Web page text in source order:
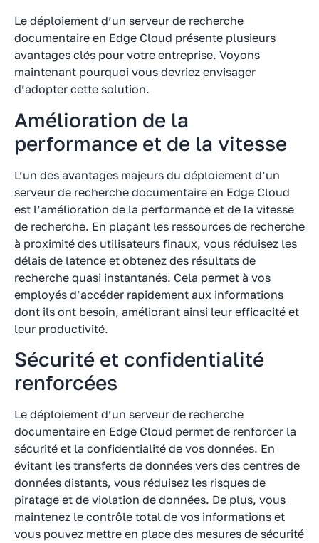
Le déploiement d’un serveur de recherche
documentaire en Edge Cloud présente plusieurs
avantages clés pour votre entreprise. Voyons
maintenant pourquoi vous devriez envisager
d’adopter cette solution.
Amélioration de la
performance et de la vitesse
L’un des avantages majeurs du déploiement d’un
serveur de recherche documentaire en Edge Cloud
est l’amélioration de la performance et de la vitesse
de recherche. En plaçant les ressources de recherche
à proximité des utilisateurs finaux, vous réduisez les
délais de latence et obtenez des résultats de
recherche quasi instantanés. Cela permet à vos
employés d’accéder rapidement aux informations
dont ils ont besoin, améliorant ainsi leur efficacité et
leur productivité.
Sécurité et confidentialité
renforcées
Le déploiement d’un serveur de recherche
documentaire en Edge Cloud permet de renforcer la
sécurité et la confidentialité de vos données. En
évitant les transferts de données vers des centres de
données distants, vous réduisez les risques de
piratage et de violation de données. De plus, vous
maintenez le contrôle total de vos informations et
vous pouvez mettre en place des mesures de sécurité